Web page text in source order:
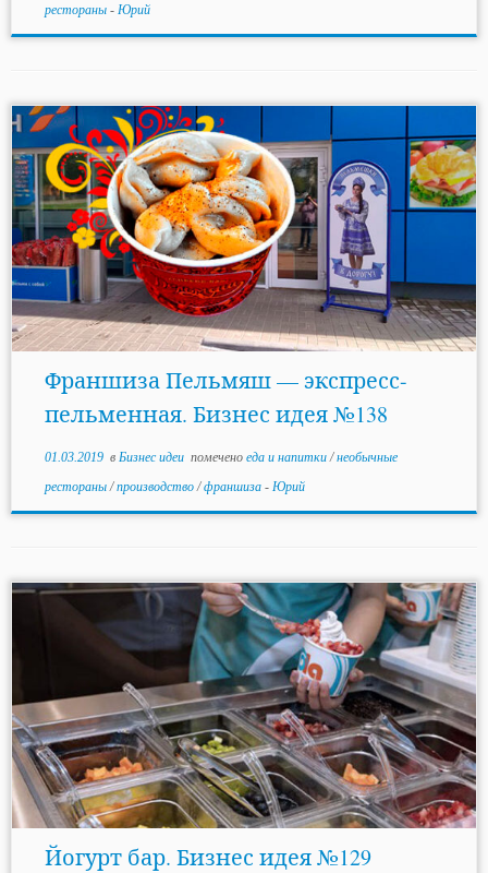
рестораны - Юрий
Франшиза Пельмяш — экспресс-
пельменная. Бизнес идея №138
01.03.2019в Бизнес идеи помечено еда и напитки/необычные
рестораны/производство/франшиза - Юрий
Йогурт бар. Бизнес идея №129